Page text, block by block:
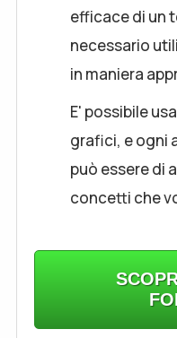
efficace di un
necessario
in maniera
E' possibile
grafici, e ogni
può essere di
concetti che